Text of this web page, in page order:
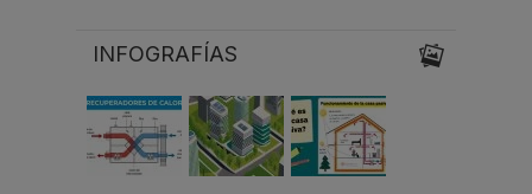
INFOGRAFÍAS